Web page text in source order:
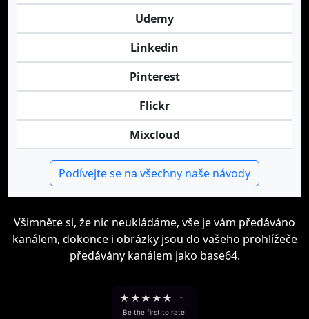
Udemy
Linkedin
Pinterest
Flickr
Mixcloud
Podívejte se na všechny naše návody
Všimněte si, že nic neukládáme, vše je vám předáváno
kanálem, dokonce i obrázky jsou do vašeho prohlížeče
předávány kanálem jako base64.
★ ★★ ★★ -
Be the first to rate!